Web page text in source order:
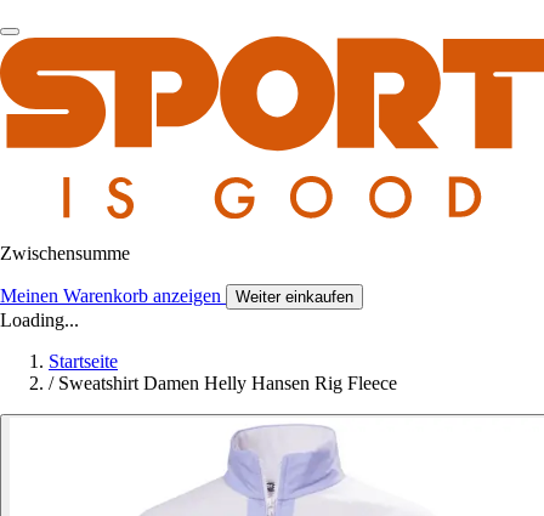
Zwischensumme
Meinen Warenkorb anzeigen Weiter einkaufen
Loading...
Startseite
/ Sweatshirt Damen Helly Hansen Rig Fleece